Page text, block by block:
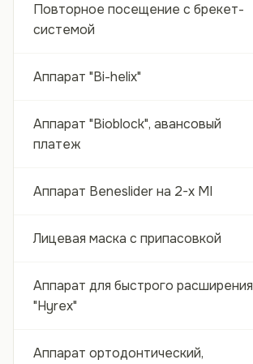
Повторное посещение с брекет-
системой
Аппарат "Bi-helix"
Аппарат "Bioblock", авансовый
платеж
Аппарат Beneslider на 2-х МІ
Лицевая маска с припасовкой
Аппарат для быстрого расширения
"Hyrex"
Аппарат ортодонтический,